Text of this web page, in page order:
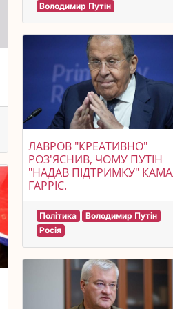
Володимир Путін
ЛАВРОВ "КРЕАТИВНО"
РОЗ'ЯСНИВ, ЧОМУ ПУТІН
"НАДАВ ПІДТРИМКУ"
ГАРРІС.
Політика
Володимир Путін
Росія